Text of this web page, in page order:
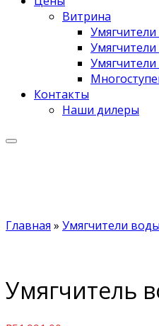
Витрина
Контакты
Наши дилеры
Главная » Умягчители
Умягчитель